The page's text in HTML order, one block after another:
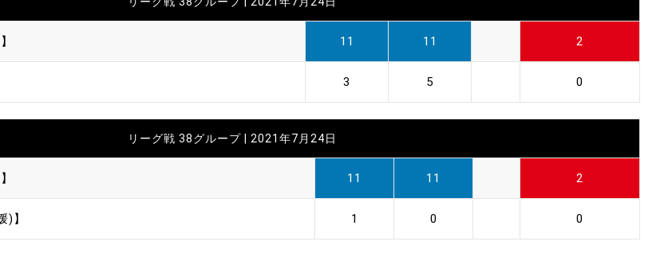
11 11 2
3 5 0
リーグ戦 38グループ | 2021年7月24日
11 11 2
)】 1 0 0